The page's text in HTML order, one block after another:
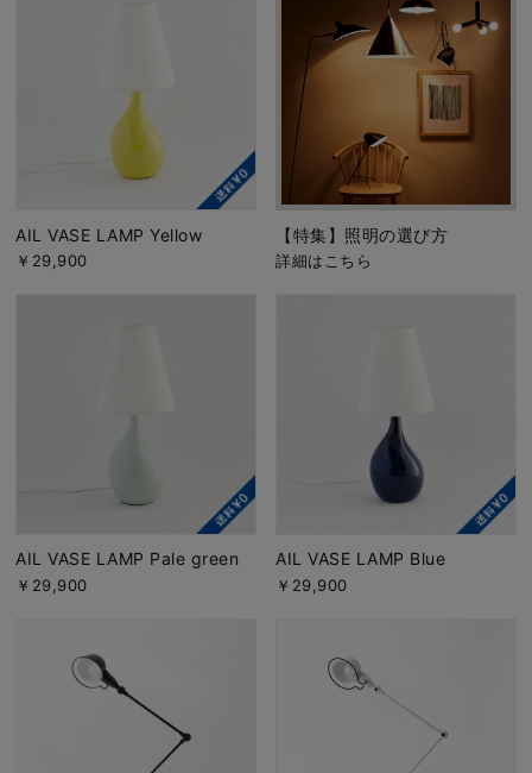
AIL VASE LAMP Yellow
￥29,900
【特集】照明の選び方
詳細はこちら
AIL VASE LAMP Pale green
￥29,900
AIL VASE LAMP Blue
￥29,900